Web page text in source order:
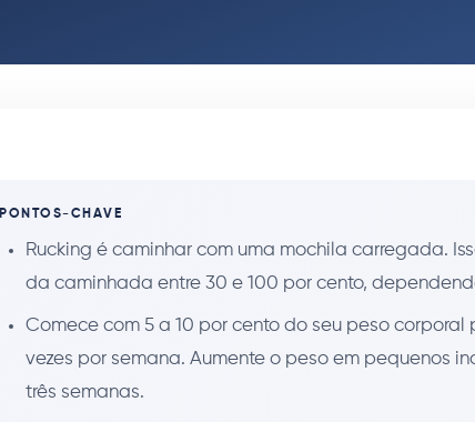
PONTOS-CHAVE
Rucking é caminhar com uma mochila carregada.
da caminhada entre 30 e 100 por cento,
Comece com 5 a 10 por cento do seu peso corporal
vezes por semana. Aumente o peso em pequenos
três semanas.